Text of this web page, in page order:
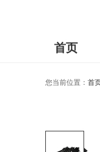
首页
您当前位置： 首